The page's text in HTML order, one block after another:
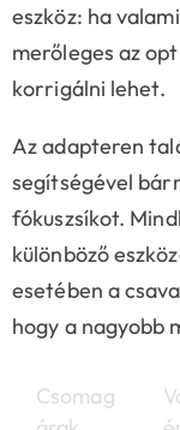
eszköz: ha
merőleges az
korrigálni lehet.
Az adapteren
segítségével
fókuszsíkot.
különböző
esetében a
hogy a nagyobb
Csomag